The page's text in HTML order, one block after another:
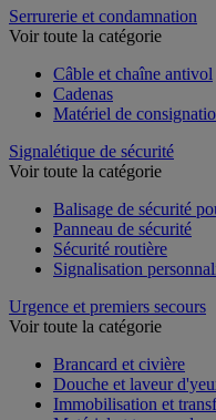
Serrurerie et condamnation
Voir toute la catégorie
Câble et chaîne antivol
Cadenas
Matériel de
Signalétique de sécurité
Voir toute la catégorie
Balisage de sécurité
Panneau de sécurité
Sécurité routière
Signalisation
Urgence et premiers secours
Voir toute la catégorie
Brancard et civière
Douche et laveur
Immobilisation et